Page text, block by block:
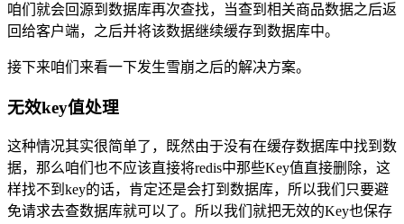
咱们就会回源到数据库再次查找，当查到相关商品数据之后返
回给客户端，之后并将该数据继续缓存到数据库中。
接下来咱们来看一下发生雪崩之后的解决方案。
无效key值处理
这种情况其实很简单了，既然由于没有在缓存数据库中找到数
据，那么咱们也不应该直接将redis中那些Key值直接删除，这
样找不到key的话，肯定还是会打到数据库，所以我们只要避
免请求去查数据库就可以了。所以我们就把无效的Key也保存